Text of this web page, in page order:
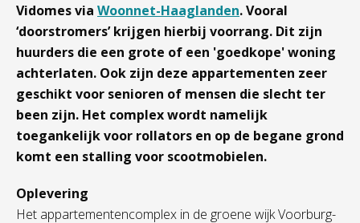
Vidomes via Woonnet-Haaglanden. Vooral
‘doorstromers’ krijgen hierbij voorrang. Dit zijn
huurders die een grote of een 'goedkope' woning
achterlaten. Ook zijn deze appartementen zeer
geschikt voor senioren of mensen die slecht ter
been zijn. Het complex wordt namelijk
toegankelijk voor rollators en op de begane grond
komt een stalling voor scootmobielen.
Oplevering
Het appartementencomplex in de groene wijk Voorburg-